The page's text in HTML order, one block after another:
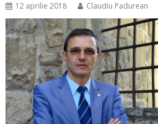
12 aprilie 2018 Claudiu Padurean